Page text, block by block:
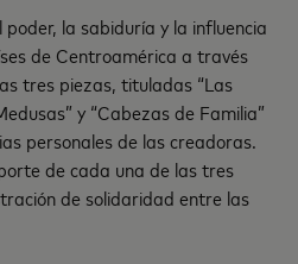
poder, la sabiduría y la influencia
de Centroamérica a través
tres piezas, tituladas “Las
y “Cabezas de Familia”
personales de las creadoras.
de cada una de las tres
de solidaridad entre las